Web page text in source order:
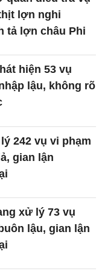
lợn nghi
tả lợn châu Phi
hiện 53 vụ
lậu, không rõ
242 vụ vi phạm
gian lận
xử lý 73 vụ
lậu, gian lận